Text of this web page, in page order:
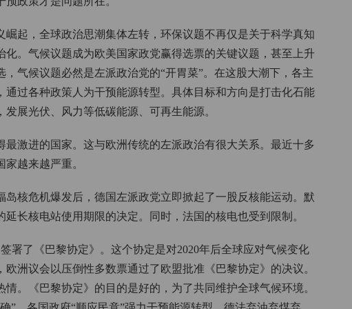
崛起，全球政治思潮集体左转，环保议题不再仅是关于科学真知
。气候议题成为欧美国家政党赢得选票的关键议题，甚至上升
气候议题必然是左派政治党的“开胃菜”。在这股大潮下，各主
过各种政策人为干预能源转型。具体目标和方向是打击化石能
展光伏、风力等低碳能源、可再生能源。
最激进的国家。这与欧洲传统的左派政治有很大关系。最近十多
越来越严重。
岛核危机爆发后，德国左派政党立即掀起了一股反核能运动。默
长核电站使用期限的决定。同时，法国的核电也受到限制。
署了《巴黎协定》。这个协定是对2020年后全球应对气候变化
欧洲议会以压倒性多数票通过了欧盟批准《巴黎协定》的决议。
。《巴黎协定》的目的是好的，为了共同维护全球气候环境。